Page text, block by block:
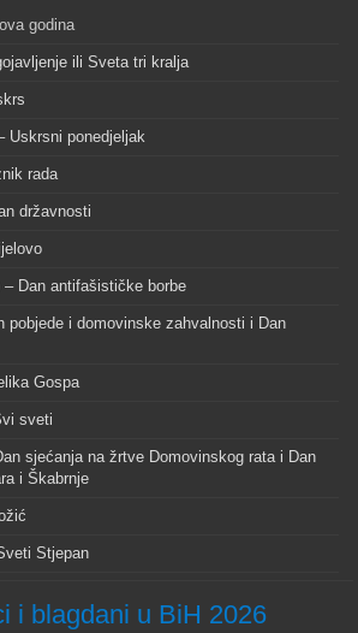
godina
ili Sveta tri kralja
Uskrsni ponedjeljak
rada
državnosti
Dan antifašističke borbe
pobjede i domovinske zahvalnosti i Dan
Gospa
sveti
sjećanja na žrtve Domovinskog rata i Dan
i Škabrnje
Stjepan
i blagdani u BiH 2026